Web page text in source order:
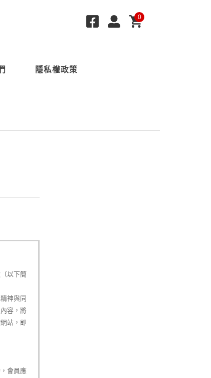
0
隱私權政策
以下簡
神與同
容，將
站，即
會員應